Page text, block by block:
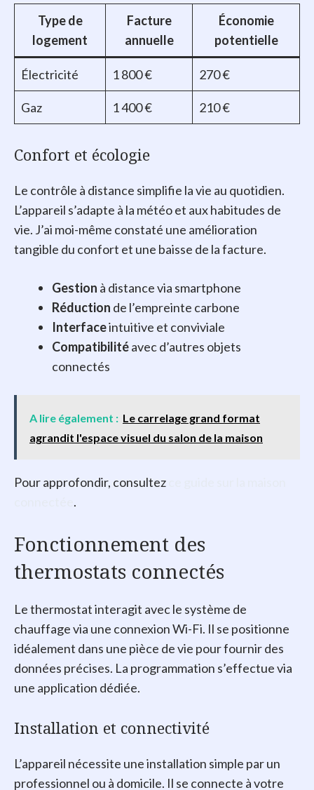
Type de
logement
Facture
annuelle
Économie
potentielle
Électricité 1 800 € 270 €
Gaz 1 400 € 210 €
Confort et écologie
Le contrôle à distance simplifie la vie au quotidien.
L’appareil s’adapte à la météo et aux habitudes de
vie. J’ai moi-même constaté une amélioration
tangible du confort et une baisse de la facture.
Gestion à distance via smartphone
Réduction de l’empreinte carbone
Interfaceintuitive et conviviale
Compatibilitéavec d’autres objets
connectés
A lire également : Le carrelage grand format
agrandit l'espace visuel du salon de la maison
Pour approfondir, consultez
.
Fonctionnement des
thermostats connectés
Le thermostat interagit avec le système de
chauffage via une connexion Wi-Fi. Il se positionne
idéalement dans une pièce de vie pour fournir des
données précises. La programmation s’effectue via
une application dédiée.
Installation et connectivité
L’appareil nécessite une installation simple par un
professionnel ou à domicile. Il se connecte à votre